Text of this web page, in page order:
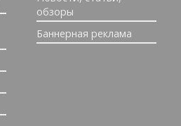
обзоры
Баннерная реклама